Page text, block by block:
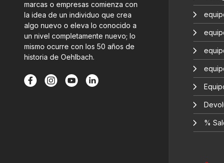
marcas o empresas comienza con
la idea de un individuo que crea
algo nuevo o eleva lo conocido a
un nivel completamente nuevo; lo
mismo ocurre con los 50 años de
historia de Oehlbach.
%